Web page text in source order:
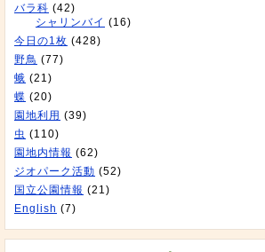
バラ科 (42)
シャリンバイ (16)
今日の1枚 (428)
野鳥 (77)
蛾 (21)
蝶 (20)
園地利用 (39)
虫 (110)
園地内情報 (62)
ジオパーク活動 (52)
国立公園情報 (21)
English (7)